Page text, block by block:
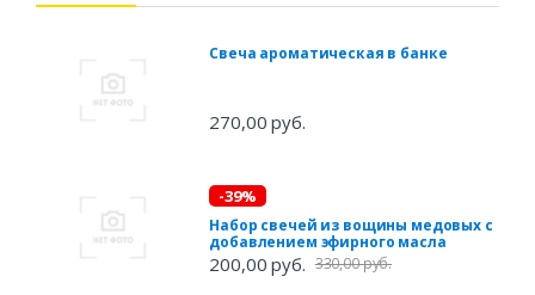
Свеча ароматическая в банке
270,00 руб.
-39%
Набор свечей из вощины медовых с
добавлением эфирного масла
200,00 руб. 330,00 руб.